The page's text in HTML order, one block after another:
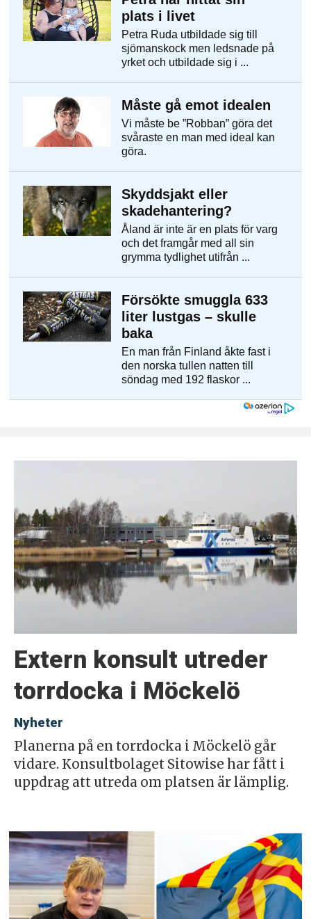
Extern konsult utreder
torrdocka i Möckelö
Nyheter
Planerna på en torrdocka i Möckelö går
vidare. Konsultbolaget Sitowise har fått i
uppdrag att utreda om platsen är lämplig.